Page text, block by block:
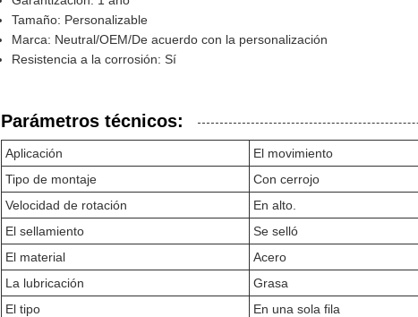
Tamaño: Personalizable
Marca: Neutral/OEM/De acuerdo con la personalización
Resistencia a la corrosión: Sí
Parámetros técnicos:
Aplicación
El movimiento
Tipo de montaje
Con cerrojo
Velocidad de rotación
En alto.
El sellamiento
Se selló
El material
Acero
La lubricación
Grasa
El tipo
En una sola fila